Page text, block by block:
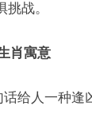
战。
肖寓意
话给人一种逢